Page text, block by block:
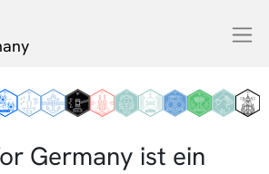
Germany ist ein